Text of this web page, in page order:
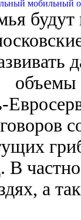
мобильный
будут
объемы
В
а